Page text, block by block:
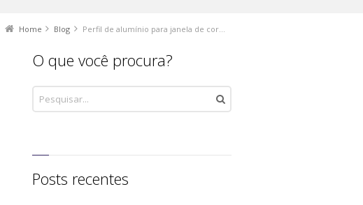
Home Blog Perfil de alumínio para janela de correr: como devo escolher?
O que você procura?
Posts recentes